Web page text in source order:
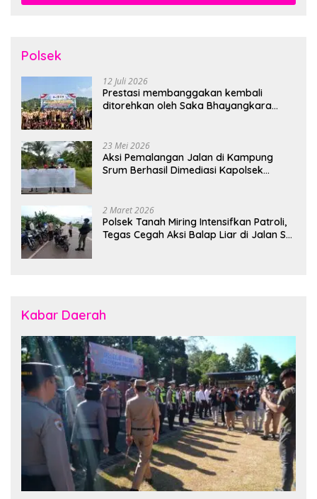
Polsek
12 Juli 2026
Prestasi membanggakan kembali
ditorehkan oleh Saka Bhayangkara
23 Mei 2026
Aksi Pemalangan Jalan di Kampung
Srum Berhasil Dimediasi Kapolsek
2 Maret 2026
Polsek Tanah Miring Intensifkan Patroli,
Tegas Cegah Aksi Balap Liar di Jalan SP
Kabar Daerah